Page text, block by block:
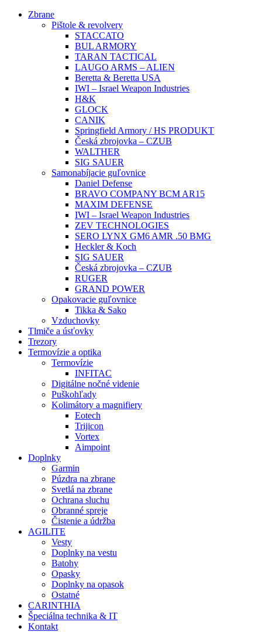
PreskočiťZbrane
Pištole & revolvery
STACCATO
BUL ARMORY
TARAN TACTICAL
LAUGO ARMS – ALIEN
Beretta & Beretta USA
IWI – Israel Weapon Industries
H&K
GLOCK
CANIK
Springfield Armory / HS PRODUKT
Česká zbrojovka – CZUB
WALTHER
SIG SAUER
Samonabíjacie guľovnice
Daniel Defense
BRAVO COMPANY BCM AR15
MAXIM DEFENSE
IWI – Israel Weapon Industries
ZEV TECHNOLOGIES
SERO LYNX GM6 AMR .50 BMG
Heckler & Koch
SIG SAUER
Česká zbrojovka – CZUB
RUGER
GRAND POWER
Opakovacie guľovnice
Tikka & Sako
Vzduchovky
Tlmiče a úsťovky
Trezory
Termovízie a optika
Termovízie
INFITAC
Digitálne nočné videnie
Puškohľady
Kolimátory a magnifiery
Eotech
Trijicon
Vortex
Aimpoint
Doplnky
Garmin
Púzdra na zbrane
Svetlá na zbrane
Ochrana sluchu
Obranné spreje
Čistenie a údržba
AGILITE
Vesty
Doplnky na vestu
Batohy
Opasky
Doplnky na opasok
Ostatné
CARINTHIA
Špeciálna technika & IT
Kontakt